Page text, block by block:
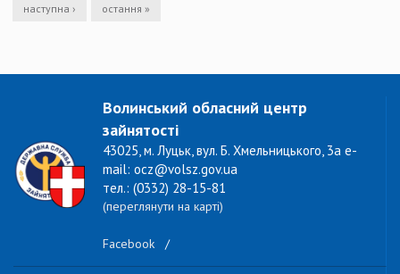
наступна › остання »
Волинський обласний центр
зайнятості
43025, м. Луцьк, вул. Б. Хмельницького, 3а e-
mail: ocz@volsz.gov.ua
тел.: (0332) 28-15-81
(переглянути на карті)
Facebook /